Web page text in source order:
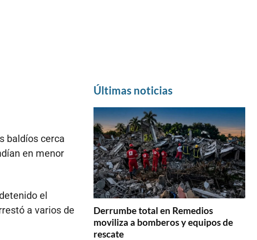
baldíos cerca
en menor
el
a varios de
Últimas noticias
Derrumbe total en Remedios
moviliza a bomberos y equipos de
rescate